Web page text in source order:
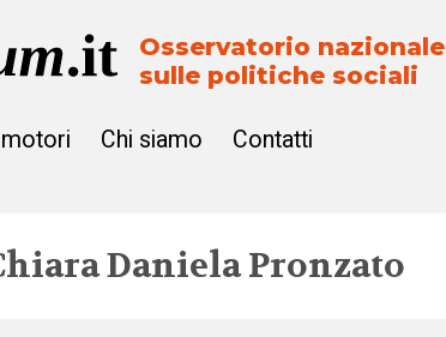
Osservatorio nazionale
sulle politiche sociali
Chi siamo Contatti
Daniela Pronzato